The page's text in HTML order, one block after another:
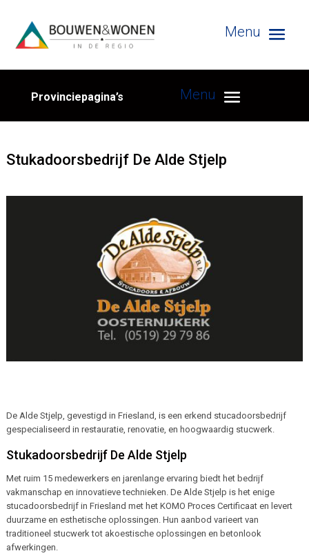
Provinciepagina’s
Stukadoorsbedrijf De Alde Stjelp
De Alde Stjelp, gevestigd in Friesland, is een erkend stucadoorsbedrijf
gespecialiseerd in restauratie, renovatie, en hoogwaardig stucwerk.
Stukadoorsbedrijf De Alde Stjelp
Met ruim 15 medewerkers en jarenlange ervaring biedt het bedrijf
vakmanschap en innovatieve technieken. De Alde Stjelp is het enige
stucadoorsbedrijf in Friesland met het KOMO Proces Certificaat en levert
duurzame en esthetische oplossingen. Hun aanbod varieert van
traditioneel stucwerk tot akoestische oplossingen en betonlook
afwerkingen.